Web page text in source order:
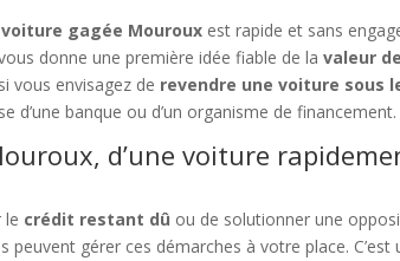
gagée Mouroux est rapide et sans
donne une première idée fiable de lavaleur
vous envisagez de revendre une voiture sous
d’une banque ou d’un organisme de financement.
d’une voiture
le crédit restant dû ou de solutionner une
peuvent gérer ces démarches à votre place.